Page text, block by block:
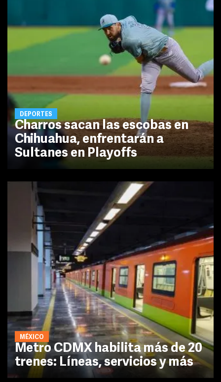
DEPORTES
Charros sacan las escobas en
Chihuahua, enfrentarán a
Sultanes en Playoffs
MÉXICO
Metro CDMX habilita más de 20
trenes: Líneas, servicios y más